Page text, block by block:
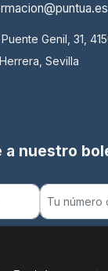
Genil, 31,
Herrera, Sevilla
a nuestro